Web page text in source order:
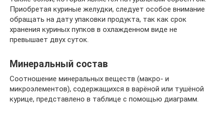
Приобретая куриные желудки, следует особое внимание
обращать на дату упаковки продукта, так как срок
хранения куриных пупков в охлажденном виде не
превышает двух суток.
Минеральный состав
Cоотношение минеральных веществ (макро- и
микроэлементов), содержащихся в варёной или тушёной
курице, представлено в таблице с помощью диаграмм.